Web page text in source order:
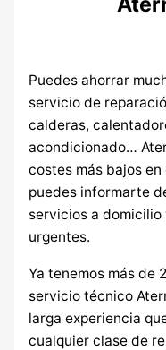
Puedes ahorrar
servicio de
calderas,
acondicionado…
costes más bajos
puedes informarte
servicios a
urgentes.
Ya tenemos más de
servicio técnico
larga experiencia
cualquier clase de